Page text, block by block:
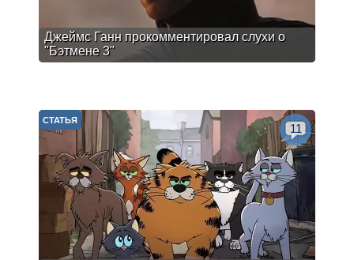
Джеймс Ганн прокомментировал слухи о
"Бэтмене 3"
СТАТЬЯ
11